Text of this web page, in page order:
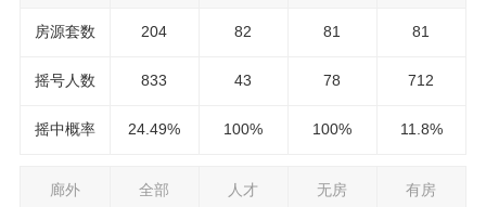
房源套数 204 82 81 81
摇号人数 833 43 78 712
摇中概率 24.49% 100% 100% 11.8%
廊外 全部 人才 无房 有房